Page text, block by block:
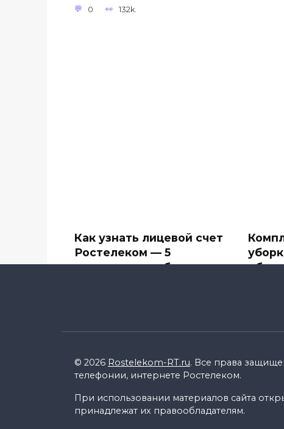
0 132k.
Как узнать лицевой счет
Ростелеком — 5
простых способов
0 15.4k.
© 2026 Rostelekom-RT.ru. Все права
телефонии, интернете Ростелеком.
При использовании материалов сайта
принадлежат их правообладателям.